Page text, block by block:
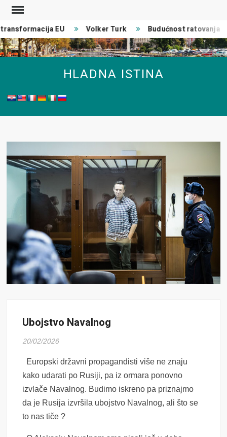
Skip
content
EU Volker Turk Budućnost ratovanja
HLADNA ISTINA
Ubojstvo Navalnog
20/02/2026
Europski državni propagandisti više ne znaju
kako udarati po Rusiji, pa iz ormara ponovno
izvlače Navalnog. Budimo iskreno pa priznajmo
da je Rusija izvršila ubojstvo Navalnog, ali što se
to nas tiče ?